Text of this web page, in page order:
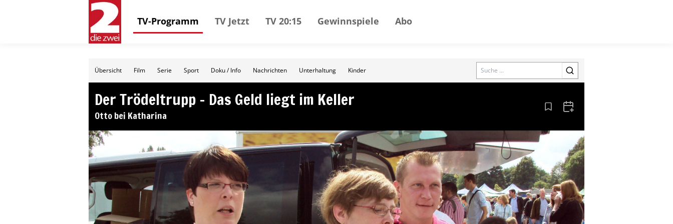
TV-Programm TV Jetzt TV 20:15 Gewinnspiele Abo
Übersicht Film Serie Sport Doku / Info Nachrichten Unterhaltung Kinder Search
Der Trödeltrupp – Das Geld liegt im Keller
Otto bei Katharina Aus den Lesezeichen entfernen
Zum Kalender hinzufügen